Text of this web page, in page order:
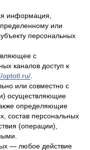
информация,
или
персональных
с
каналов доступ к
optotl.ru/
или совместно с
осуществляющие
определяющие
состав персональных
(операции),
— любое действие